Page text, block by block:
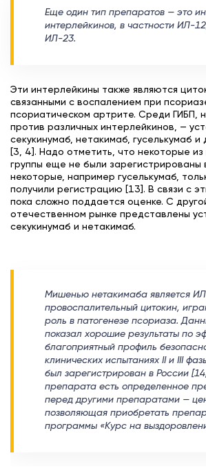
Еще один тип препаратов — это
интерлейкинов, в частности ИЛ-
ИЛ-23.
Эти интерлейкины также являются
связанными с воспалением при
псориатическом артрите. Среди ГИБП,
против различных интерлейкинов, —
секукинумаб, нетакимаб, гуселькумаб
[3, 4]. Надо отметить, что некоторые
группы еще не были зарегистрированы
некоторые, например гуселькумаб,
получили регистрацию [13]. В связи с
пока сложно поддается оценке. С
отечественном рынке представлены
секукинумаб и нетакимаб.
Мишенью нетакимаба является
провоспалительный цитокин,
роль в патогенезе псориаза.
показал хорошие результаты по
благоприятный профиль
клинических испытаниях II и III
был зарегистрирован в России
препарата есть определенное
перед другими препаратами —
позволяющая приобретать
программы «Курс на